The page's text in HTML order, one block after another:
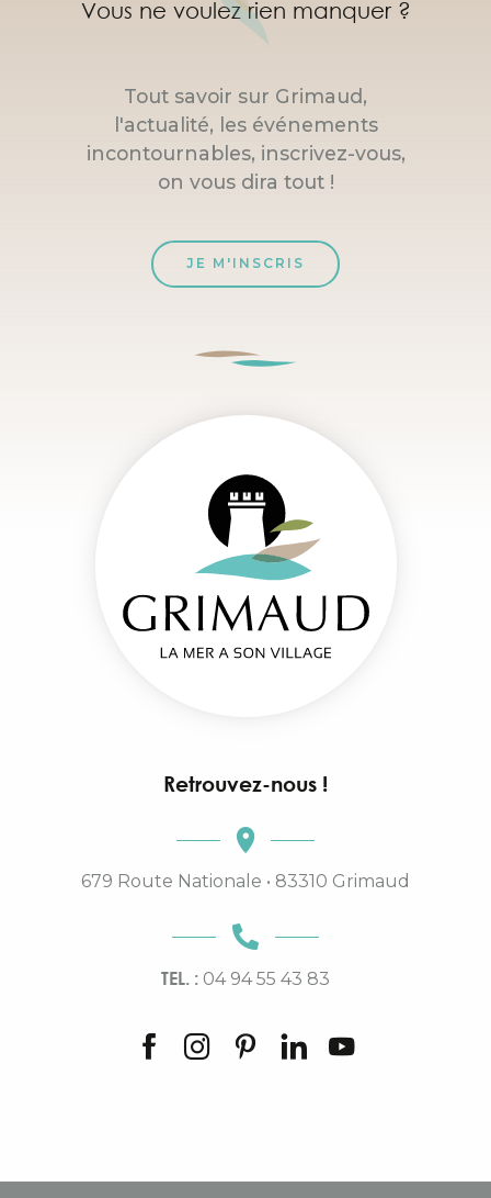
Vous ne voulez rien manquer ?
Tout savoir sur Grimaud,
l'actualité, les événements
incontournables, inscrivez-vous,
on vous dira tout !
JE M'INSCRIS
Retrouvez-nous !
679 Route Nationale • 83310 Grimaud
TEL. : 04 94 55 43 83